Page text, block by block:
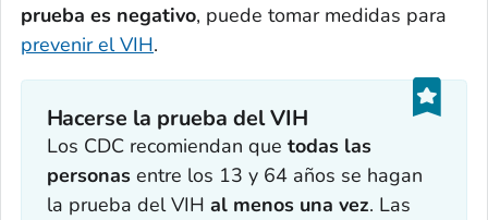
prueba es negativo, puede tomar medidas para
prevenir el VIH.
Hacerse la prueba del VIH
Los CDC recomiendan que todas las
personasentre los 13 y 64 años se hagan
la prueba del VIH al menos una vez. Las